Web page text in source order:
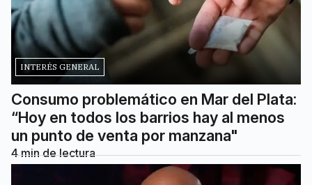
INTERÉS GENERAL
Consumo problemático en Mar del Plata:
“Hoy en todos los barrios hay al menos
un punto de venta por manzana"
4min de lectura